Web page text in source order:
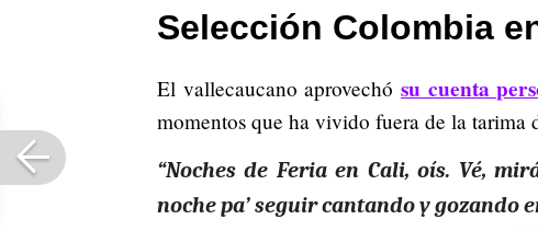
Selección Colombia
El vallecaucano aprovechó su cuenta
momentos que ha vivido fuera de la
“Noches de Feria en Cali, oís. Vé,
noche pa’ seguir cantando y gozando